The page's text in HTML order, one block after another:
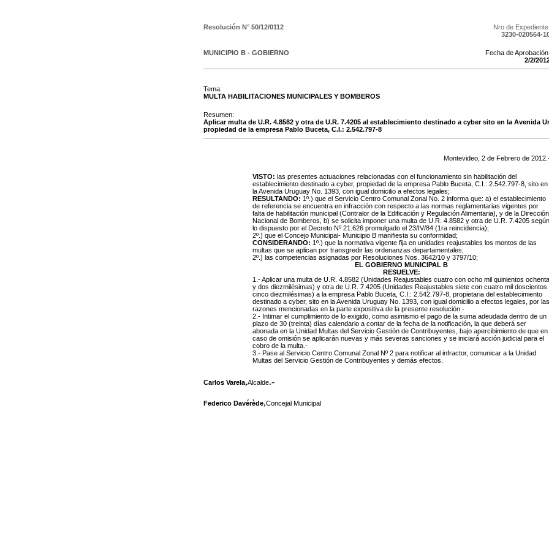
Resolución N° 50/12/0112
Nro de
3230-020564-
MUNICIPIO B - GOBIERNO
Fecha de
2/2/
Tema:
MULTA HABILITACIONES MUNICIPALES Y BOMBEROS
Resumen:
Aplicar multa de U.R. 4.8582 y otra de U.R. 7.4205 al establecimiento destinado a cyber sito en la Avenida
propiedad de la empresa Pablo Buceta, C.I.: 2.542.797-8
Montevideo, 2 de Febrero de 2012
VISTO: las presentes actuaciones relacionadas con el funcionamiento sin habilitación del
establecimiento destinado a cyber, propiedad de la empresa Pablo Buceta, C.I.: 2.542.797-8, sito en
la Avenida Uruguay No. 1393, con igual domicilio a efectos legales;
RESULTANDO: 1º.) que el Servicio Centro Comunal Zonal No. 2 informa que: a) el establecimiento
de referencia se encuentra en infracción con respecto a las normas reglamentarias vigentes por
falta de habilitación municipal (Contralor de la Edificación y Regulación Alimentaria), y de la Dirección
Nacional de Bomberos, b) se solicita imponer una multa de U.R. 4.8582 y otra de U.R. 7.4205 según
lo dispuesto por el Decreto Nº 21.626 promulgado el 23/IV/84 (1ra reincidencia);
2º.) que el Concejo Municipal- Municipio B manifiesta su conformidad;
CONSIDERANDO: 1º.) que la normativa vigente fija en unidades reajustables los montos de las
multas que se aplican por transgredir las ordenanzas departamentales;
2º.) las competencias asignadas por Resoluciones Nos. 3642/10 y 3797/10;
EL GOBIERNO MUNICIPAL B
RESUELVE:
1.- Aplicar una multa de U.R. 4.8582 (Unidades Reajustables cuatro con ocho mil quinientos ochenta
y dos diezmilésimas) y otra de U.R. 7.4205 (Unidades Reajustables siete con cuatro mil doscientos
cinco diezmilésimas) a la empresa Pablo Buceta, C.I.: 2.542.797-8, propietaria del establecimiento
destinado a cyber, sito en la Avenida Uruguay No. 1393, con igual domicilio a efectos legales, por las
razones mencionadas en la parte expositiva de la presente resolución.-
2.- Intimar el cumplimiento de lo exigido, como asimismo el pago de la suma adeudada dentro de un
plazo de 30 (treinta) días calendario a contar de la fecha de la notificación, la que deberá ser
abonada en la Unidad Multas del Servicio Gestión de Contribuyentes, bajo apercibimiento de que en
caso de omisión se aplicarán nuevas y más severas sanciones y se iniciará acción judicial para el
cobro de la multa.-
3.- Pase al Servicio Centro Comunal Zonal Nº 2 para notificar al infractor, comunicar a la Unidad
Multas del Servicio Gestión de Contribuyentes y demás efectos.
Carlos Varela,Alcalde.-
Federico Davérède,Concejal Municipal